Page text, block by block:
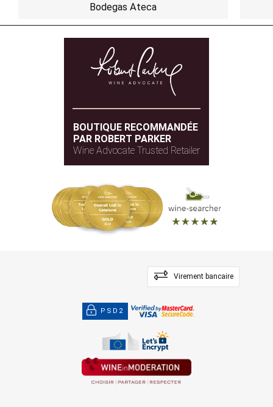
Bodegas Ateca
BOUTIQUE RECOMMANDÉE
PAR ROBERT PARKER
Wine Advocate Trusted Retailer
Virement bancaire
PSD2